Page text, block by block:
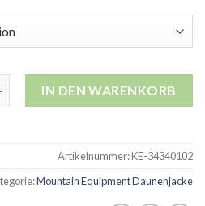
equipment daunenjacke Menge
IN DEN WARENKORB
Artikelnummer:KE-34340102
Mountain Equipment Daunenjacke